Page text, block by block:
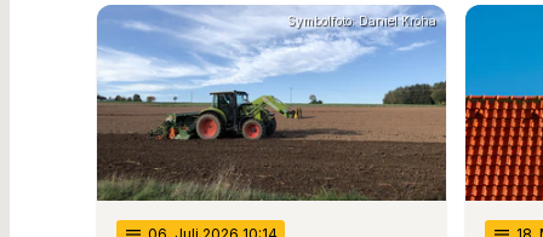
Symbolfoto: Daniel Kroha